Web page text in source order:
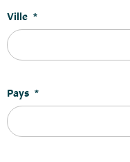
Ville *
Pays *